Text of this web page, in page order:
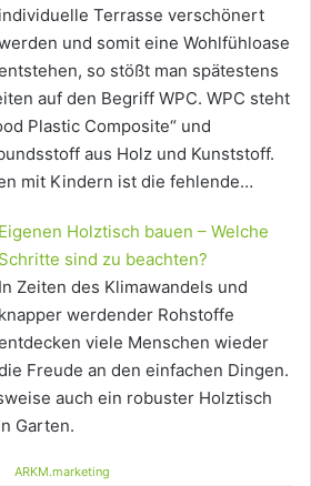
individuelle Terrasse verschönert
und somit eine Wohlfühloase
so stößt man spätestens
auf den Begriff WPC. WPC steht
Plastic Composite“ und
aus Holz und Kunststoff.
mit Kindern ist die fehlende…
Eigenen Holztisch bauen – Welche
Schritte sind zu beachten?
In Zeiten des Klimawandels und
knapper werdender Rohstoffe
viele Menschen wieder
Freude an den einfachen Dingen.
auch ein robuster Holztisch
Garten.
ARKM.marketing